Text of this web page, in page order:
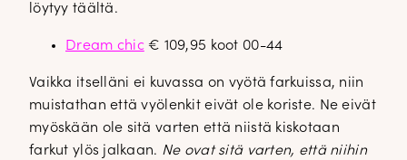
löytyy täältä.
Dream chic€ 109,95 koot 00-44
Vaikka itselläni ei kuvassa on vyötä farkuissa, niin
muistathan että vyölenkit eivät ole koriste. Ne eivät
myöskään ole sitä varten että niistä kiskotaan
farkut ylös jalkaan. Ne ovat sitä varten, että niihin